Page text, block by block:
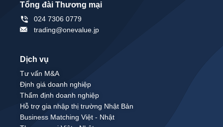
Tổng đài Thương mại
024 7306 0779
trading@onevalue.jp
Dịch vụ
Tư vấn M&A
Định giá doanh nghiệp
Thẩm định doanh nghiệp
Hỗ trợ gia nhập thị trường Nhật Bản
Business Matching Việt - Nhật